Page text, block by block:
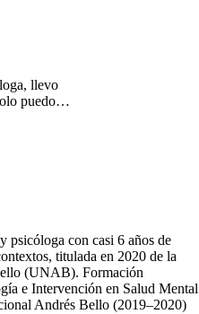
llevo
puedo
guía y
terapia, me
y
cercana y
claridad
de manera muy
es algo que
que puedo la
Claudia!!
psicóloga con casi 6 años de
titulada en 2020 de la
(UNAB). Formación
e Intervención en Salud Mental
Andrés Bello (2019–2020)